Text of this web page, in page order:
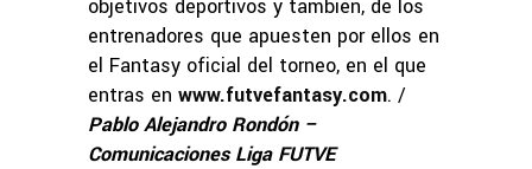
objetivos deportivos y también, de los
entrenadores que apuesten por ellos en
el Fantasy oficial del torneo, en el que
entras en www.futvefantasy.com. /
Pablo Alejandro Rondón –
Comunicaciones Liga FUTVE